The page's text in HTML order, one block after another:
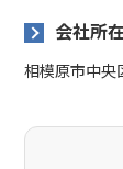
会社所
相模原市中央